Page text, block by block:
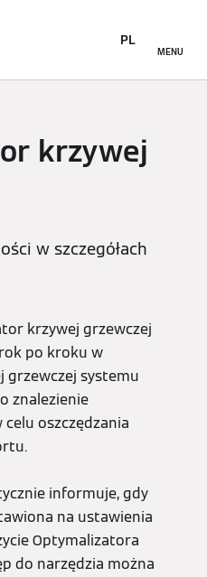
MENU
PL
krzywej
w szczegółach
krzywej grzewczej
po kroku w
grzewczej systemu
znalezienie
oszczędzania
informuje, gdy
na ustawienia
Optymalizatora
do narzędzia można